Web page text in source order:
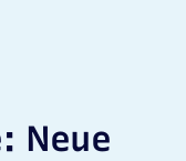
Neue